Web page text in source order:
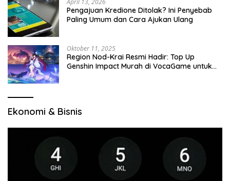
April 13, 2026
Pengajuan Kredione Ditolak? Ini Penyebab
Paling Umum dan Cara Ajukan Ulang
Oktober 11, 2025
Region Nod-Krai Resmi Hadir: Top Up
Genshin Impact Murah di VocaGame untuk
Ekonomi & Bisnis